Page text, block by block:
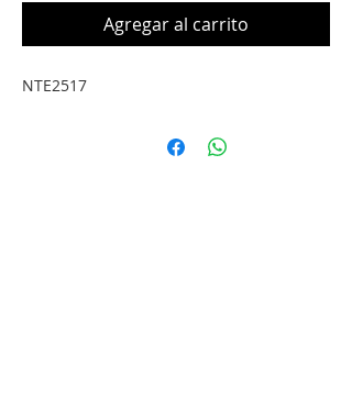
Agregar al carrito
NTE2517